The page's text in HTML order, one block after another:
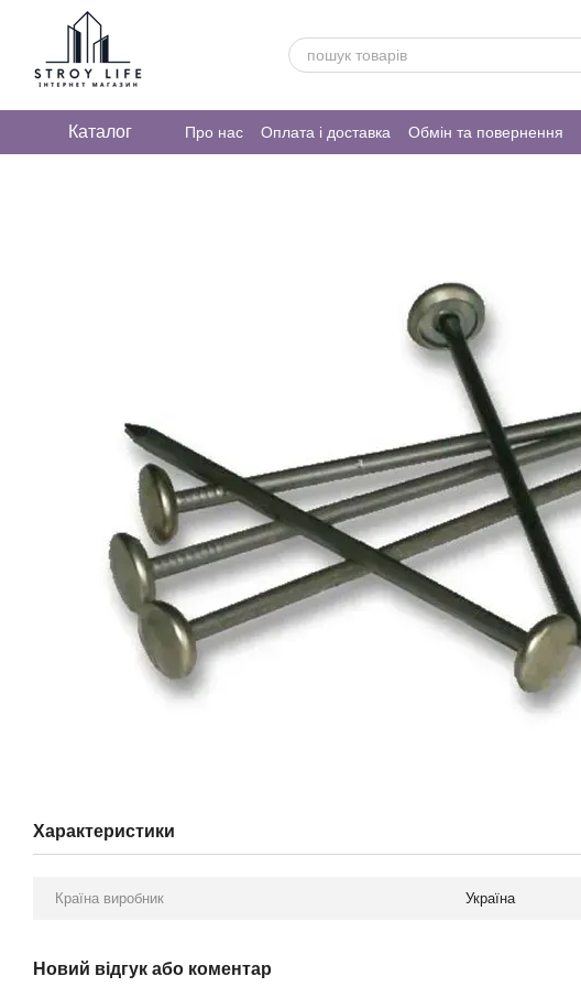
Перейти до основного контенту
Каталог Про нас Оплата і доставка Обмін та повернення
Характеристики
Країна виробник Україна
Новий відгук або коментар